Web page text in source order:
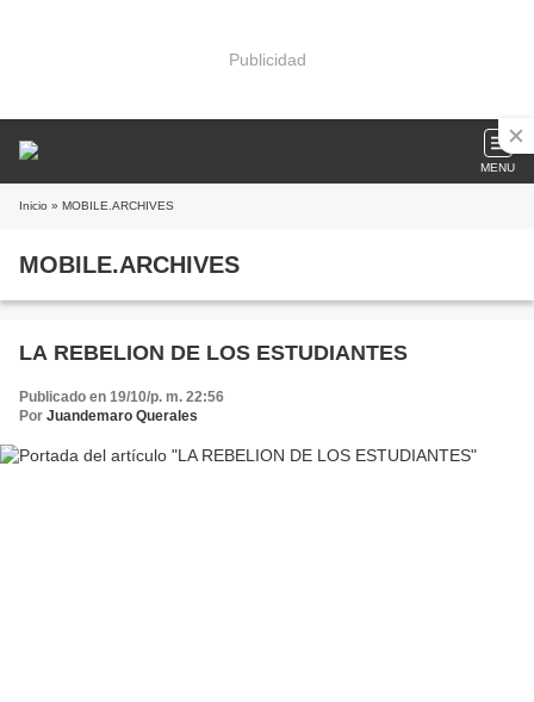
Publicidad
MENU
Inicio » MOBILE.ARCHIVES
MOBILE.ARCHIVES
LA REBELION DE LOS ESTUDIANTES
Publicado en 19/10/p. m. 22:56
Por Juandemaro Querales